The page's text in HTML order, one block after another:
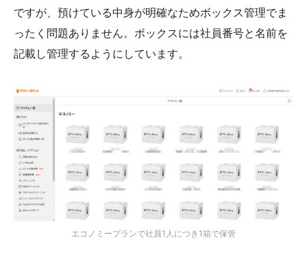
ですが、預けている中身が明確なためボックス管理でま
ったく問題ありません。ボックスには社員番号と名前を
記載し管理するようにしています。
エコノミープランで社員1人につき1箱で保管